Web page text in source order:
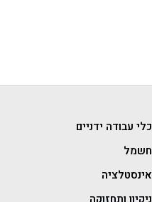
כלי עבודה ידניים
חשמל
אינסטלציה